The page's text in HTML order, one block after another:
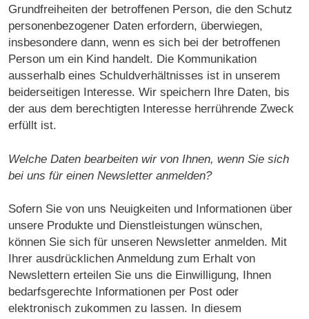
Grundfreiheiten der betroffenen Person, die den Schutz
personenbezogener Daten erfordern, überwiegen,
insbesondere dann, wenn es sich bei der betroffenen
Person um ein Kind handelt. Die Kommunikation
ausserhalb eines Schuldverhältnisses ist in unserem
beiderseitigen Interesse. Wir speichern Ihre Daten, bis
der aus dem berechtigten Interesse herrührende Zweck
erfüllt ist.
Welche Daten bearbeiten wir von Ihnen, wenn Sie sich
bei uns für einen Newsletter anmelden?
Sofern Sie von uns Neuigkeiten und Informationen über
unsere Produkte und Dienstleistungen wünschen,
können Sie sich für unseren Newsletter anmelden. Mit
Ihrer ausdrücklichen Anmeldung zum Erhalt von
Newslettern erteilen Sie uns die Einwilligung, Ihnen
bedarfsgerechte Informationen per Post oder
elektronisch zukommen zu lassen. In diesem